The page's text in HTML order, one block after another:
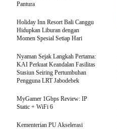
Pantura
Holiday Inn Resort Bali Canggu
Hidupkan Liburan dengan
Momen Spesial Setiap Hari
Nyaman Sejak Langkah Pertama:
KAI Perkuat Keandalan Fasilitas
Stasiun Seiring Pertumbuhan
Pengguna LRT Jabodebek
MyGamer 1Gbps Review: IP
Static + WiFi 6
Kementerian PU Akselerasi